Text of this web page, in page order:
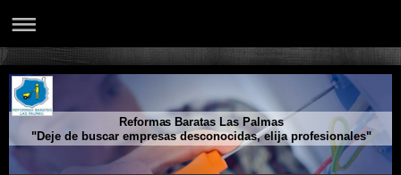
Reformas Baratas Las Palmas
"Deje de buscar empresas desconocidas, elija profesionales"